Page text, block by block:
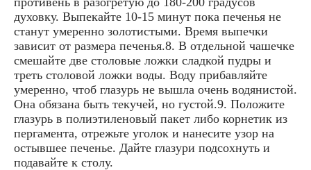
духовку. Выпекайте 10-15 минут пока печенья не
станут умеренно золотистыми. Время выпечки
зависит от размера печенья.8. В отдельной чашечке
смешайте две столовые ложки сладкой пудры и
треть столовой ложки воды. Воду прибавляйте
умеренно, чтоб глазурь не вышла очень водянистой.
Она обязана быть текучей, но густой.9. Положите
глазурь в полиэтиленовый пакет либо корнетик из
пергамента, отрежьте уголок и нанесите узор на
остывшее печенье. Дайте глазури подсохнуть и
подавайте к столу.